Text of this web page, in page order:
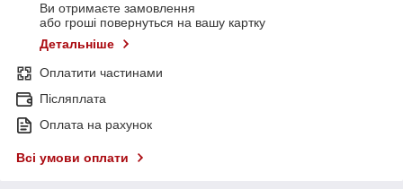
Ви отримаєте замовлення
або гроші повернуться на вашу картку
Детальніше
Оплатити частинами
Післяплата
Оплата на рахунок
Всі умови оплати